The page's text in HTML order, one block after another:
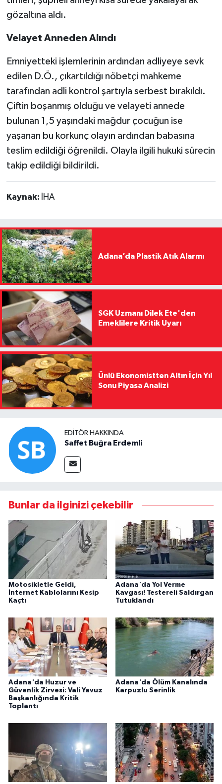
gözaltına aldı.
Velayet Anneden Alındı
Emniyetteki işlemlerinin ardından adliyeye sevk
edilen D.Ö., çıkartıldığı nöbetçi mahkeme
tarafından adli kontrol şartıyla serbest bırakıldı.
Çiftin boşanmış olduğu ve velayeti annede
bulunan 1,5 yaşındaki mağdur çocuğun ise
yaşanan bu korkunç olayın ardından babasına
teslim edildiği öğrenildi. Olayla ilgili hukuki sürecin
takip edildiği bildirildi.
Kaynak: İHA
Adana’da Plastik Atık Alarmı
SGK Uzmanı Dilek Ete'den
Emeklilere Kritik Uyarı
Ünlü Ekonomistten Altın İçin Yıl
Sonu Piyasa Analizi
EDITÖR HAKKINDA
Saffet Buğra Erdemli
Bunlar da ilginizi çekebilir
Motosikletle Geldi,
İnternet Kablolarını Kesip
Kaçtı
Adana'da Yol Verme
Kavgası! Testereli Saldırgan
Tutuklandı
Adana'da Huzur ve
Güvenlik Zirvesi: Vali Yavuz
Başkanlığında Kritik
Toplantı
Adana'da Ölüm Kanalında
Karpuzlu Serinlik